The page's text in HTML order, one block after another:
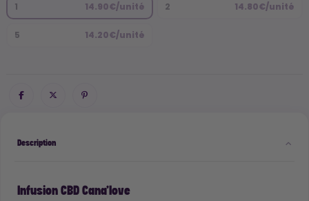
1 14.90€/unité 2 14.80€/unité
5 14.20€/unité
Description
Infusion CBD Cana'love